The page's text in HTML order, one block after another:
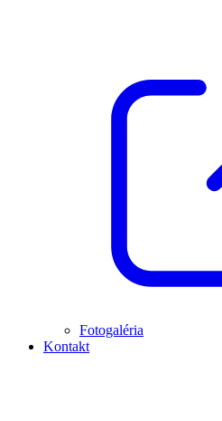
Fotogaléria
Kontakt